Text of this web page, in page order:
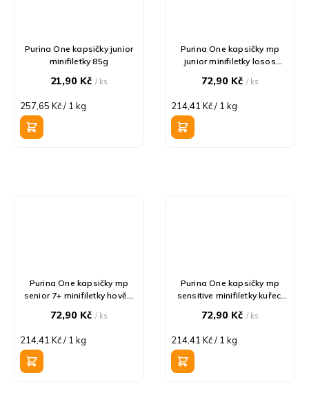
Purina One kapsičky junior
minifiletky 85g
21,90 Kč/ ks
Měrná
cena:
257,65 Kč / 1 kg
Purina One kapsičky mp
junior minifiletky losos
72,90 Kč/ ks
Měrná
cena:
214,41 Kč / 1 kg
Purina One kapsičky mp
senior 7+ minifiletky hovězí
72,90 Kč/ ks
Měrná
cena:
214,41 Kč / 1 kg
Purina One kapsičky mp
sensitive minifiletky kuřecí
72,90 Kč/ ks
Měrná
cena:
214,41 Kč / 1 kg